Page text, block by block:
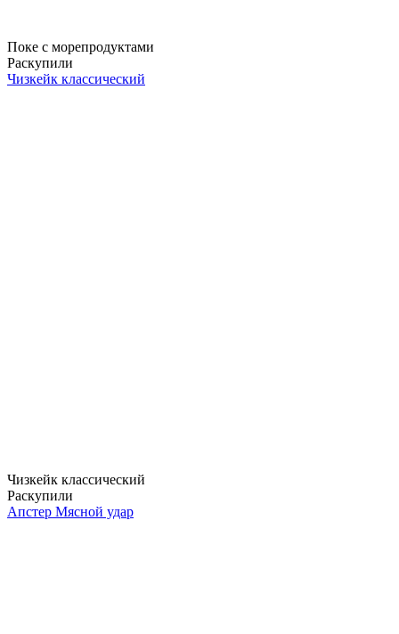
Поке с морепродуктами
Раскупили
Чизкейк классический
Чизкейк классический
Раскупили
Апстер Мясной удар